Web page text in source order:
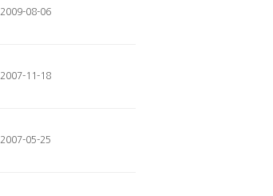
2009-08-06
2007-11-18
2007-05-25